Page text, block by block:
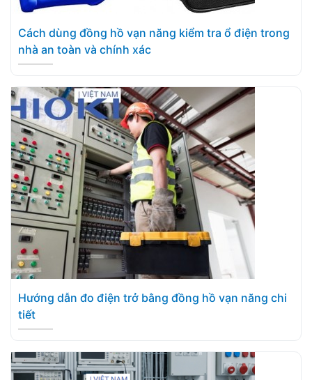
Cách dùng đồng hồ vạn năng kiểm tra ổ điện trong
nhà an toàn và chính xác
Hướng dẫn đo điện trở bằng đồng hồ vạn năng chi
tiết